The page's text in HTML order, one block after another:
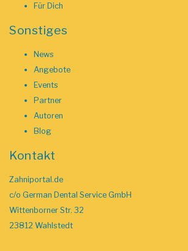
Für Dich
Sonstiges
News
Angebote
Events
Partner
Autoren
Blog
Kontakt
Zahniportal.de
c/o German Dental Service GmbH
Wittenborner Str. 32
23812 Wahlstedt